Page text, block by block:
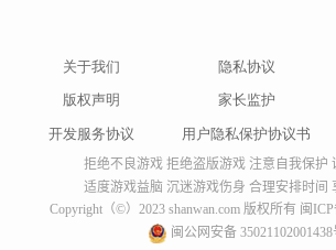
关于我们 隐私协议
版权声明
家长监护
开发服务协议
用户隐私保护协议书
拒绝不良游戏 拒绝盗版游戏 注意自我保护
适度游戏益脑 沉迷游戏伤身 合理安排时间
Copyright（©）2023 shanwan.com 版权所有 闽
闽公网安备 35021102001438